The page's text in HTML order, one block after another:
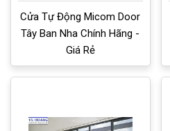
Cửa Tự Động Micom Door
Tây Ban Nha Chính Hãng -
Giá Rẻ